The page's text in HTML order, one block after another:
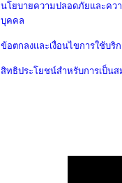
นโยบายความปลอดภัยและคว
บุคคล
ข้อตกลงและเงื่อนไขการใช้บริ
สิทธิประโยชน์สำหรับการเป็นส